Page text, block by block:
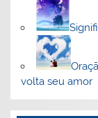
volta seu amor